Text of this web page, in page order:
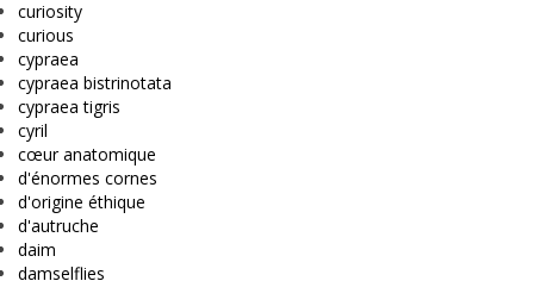
curiosity
curious
cypraea
cypraea bistrinotata
cypraea tigris
cyril
cœur anatomique
d'énormes cornes
d'origine éthique
d'autruche
daim
damselflies